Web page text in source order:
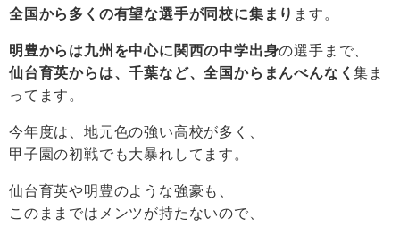
全国から多くの有望な選手が同校に集まり ます。
明豊からは九州を中心に関西の中学出身の選手まで、
仙台育英からは、千葉など、全国からまんべんなく集ま
ってます。
今年度は、地元色の強い高校が多く、
甲子園の初戦でも大暴れしてます。
仙台育英や明豊のような強豪も、
このままではメンツが持たないので、